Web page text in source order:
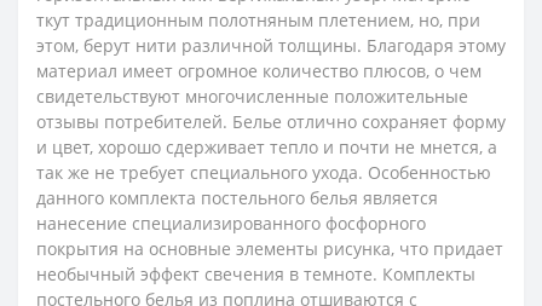
ткут традиционным полотняным плетением, но, при
этом, берут нити различной толщины. Благодаря этому
материал имеет огромное количество плюсов, о чем
свидетельствуют многочисленные положительные
отзывы потребителей. Белье отлично сохраняет форму
и цвет, хорошо сдерживает тепло и почти не мнется, а
так же не требует специального ухода. Особенностью
данного комплекта постельного белья является
нанесение специализированного фосфорного
покрытия на основные элементы рисунка, что придает
необычный эффект свечения в темноте. Комплекты
постельного белья из поплина отшиваются с